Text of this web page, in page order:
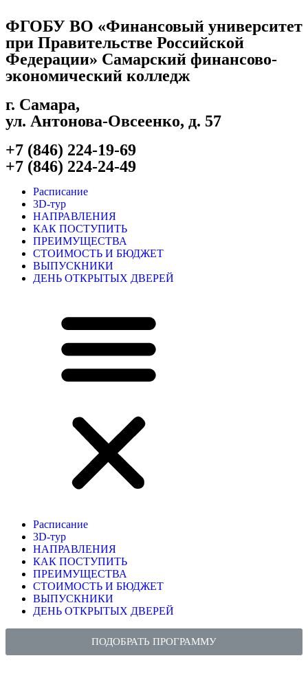
ФГОБУ ВО «Финансовый университет
при Правительстве Российской
Федерации» Самарский финансово-
экономический колледж
г. Самара, ​
ул. Антонова-Овсеенко, д. 57
+7 (846) 224-19-69
+7 (846) 224-24-49
Расписание
3D-тур
НАПРАВЛЕНИЯ
КАК ПОСТУПИТЬ
ПРЕИМУЩЕСТВА
СТОИМОСТЬ И БЮДЖЕТ
ВЫПУСКНИКИ
ДЕНЬ ОТКРЫТЫХ ДВЕРЕЙ
Расписание
3D-тур
НАПРАВЛЕНИЯ
КАК ПОСТУПИТЬ
ПРЕИМУЩЕСТВА
СТОИМОСТЬ И БЮДЖЕТ
ВЫПУСКНИКИ
ДЕНЬ ОТКРЫТЫХ ДВЕРЕЙ
ПОДОБРАТЬ ПРОГРАММУ